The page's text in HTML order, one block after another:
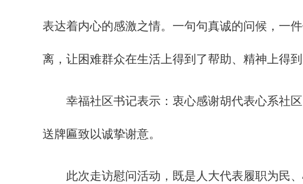
表达着内心的感激之情。一句句真诚的问候，一
离，让困难群众在生活上得到了帮助、精神上得到
幸福社区书记表示：衷心感谢胡代表心系社区
送牌匾致以诚挚谢意。
此次走访慰问活动，既是人大代表履职为民、